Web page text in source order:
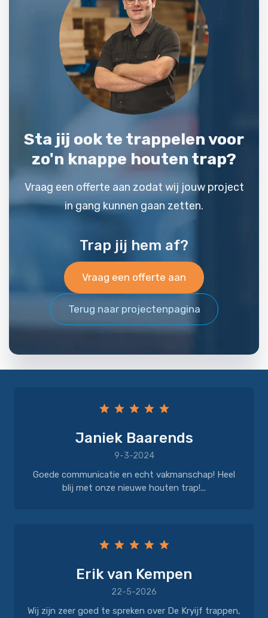
Sta jij ook te trappelen voor
zo'n knappe houten trap?
Vraag een offerte aan zodat wij jouw project
in gang kunnen gaan zetten.
Trap jij hem af?
Vraag een offerte aan
Terug naar projectenpagina
Janiek Baarends
9-3-2024
Goede communicatie en echt vakmanschap! Heel
blij met onze nieuwe houten trap!...
Erik van Kempen
22-5-2026
Wij zijn zeer goed te spreken over De Kryijf trappen,